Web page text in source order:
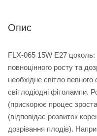
Опис
FLX-065 15W E27 цоколь:
повноцінного росту та
необхідне світло
світлодіодні фітолампи.
(прискорює процес
(відповідає розвиток
дозрівання плодів).